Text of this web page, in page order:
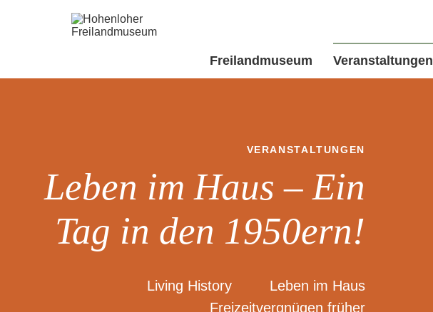
Freilandmuseum Veranstaltungen
VERANSTALTUNGEN
Leben im Haus – Ein
Tag in den 1950ern!
Living History
Leben im Haus
Freizeitvergnügen früher